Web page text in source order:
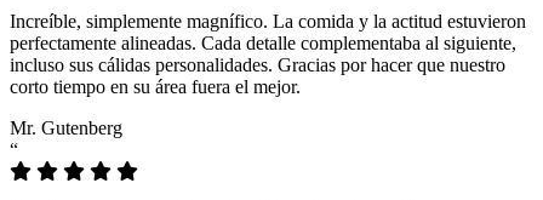
Increíble, simplemente magnífico. La comida y la actitud estuvieron
perfectamente alineadas. Cada detalle complementaba al siguiente,
incluso sus cálidas personalidades. Gracias por hacer que nuestro
corto tiempo en su área fuera el mejor.
Mr. Gutenberg
“